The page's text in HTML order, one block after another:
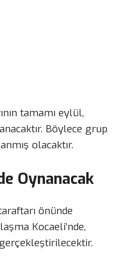
tamamı eylül,
Böylece grup
olacaktır.
Oynanacak
önünde
Kocaeli’nde,